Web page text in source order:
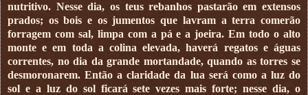
nutritivo. Nesse dia, os teus rebanhos pastarão em extensos
prados; os bois e os jumentos que lavram a terra comerão
forragem com sal, limpa com a pá e a joeira. Em todo o alto
monte e em toda a colina elevada, haverá regatos e águas
correntes, no dia da grande mortandade, quando as torres se
desmoronarem. Então a claridade da lua será como a luz do
sol e a luz do sol ficará sete vezes mais forte; nesse dia, o